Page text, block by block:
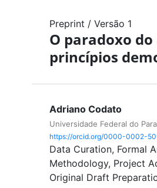
Preprint / Versão 1
O paradoxo
princípios
Adriano Codato
Universidade Federal do
https://orcid.org/0000-0002-
Data Curation Formal
Methodology Project
Original Draft